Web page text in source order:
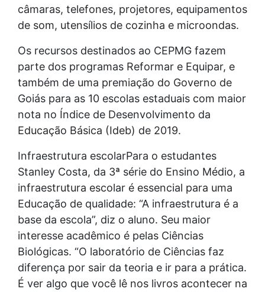
câmaras, telefones, projetores, equipamentos
de som, utensílios de cozinha e microondas.
Os recursos destinados ao CEPMG fazem
parte dos programas Reformar e Equipar, e
também de uma premiação do Governo de
Goiás para as 10 escolas estaduais com maior
nota no Índice de Desenvolvimento da
Educação Básica (Ideb) de 2019.
Infraestrutura escolarPara o estudantes
Stanley Costa, da 3ª série do Ensino Médio, a
infraestrutura escolar é essencial para uma
Educação de qualidade: “A infraestrutura é a
base da escola”, diz o aluno. Seu maior
interesse acadêmico é pelas Ciências
Biológicas. “O laboratório de Ciências faz
diferença por sair da teoria e ir para a prática.
É ver algo que você lê nos livros acontecer na